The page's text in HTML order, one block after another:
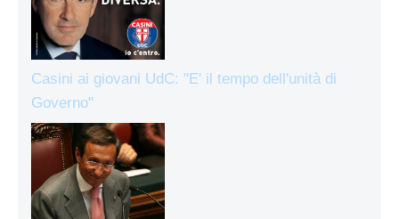
Casini ai giovani UdC: "E' il tempo dell'unità di
Governo"